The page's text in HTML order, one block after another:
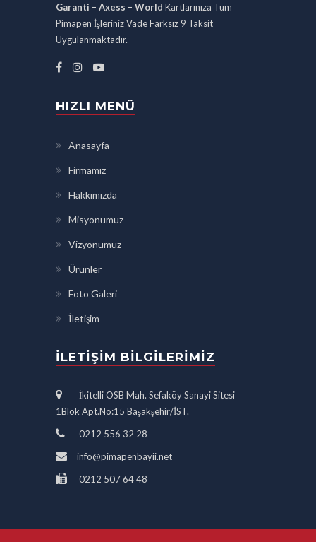
Garanti – Axess – World Kartlarınıza Tüm
Pimapen İşleriniz Vade Farksız 9 Taksit
Uygulanmaktadır.
HIZLI MENÜ
Anasayfa
Firmamız
Hakkımızda
Misyonumuz
Vizyonumuz
Ürünler
Foto Galeri
İletişim
İLETIŞIM BILGILERIMIZ
İkitelli OSB Mah. Sefaköy Sanayi Sitesi
1Blok Apt.No:15 Başakşehir/İST.
0212 556 32 28
info@pimapenbayii.net
0212 507 64 48